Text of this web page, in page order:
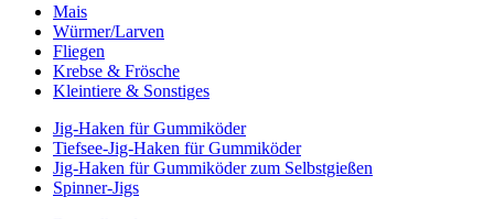
Mais
Würmer/Larven
Fliegen
Krebse & Frösche
Kleintiere & Sonstiges
Jig-Haken für Gummiköder
Tiefsee-Jig-Haken für Gummiköder
Jig-Haken für Gummiköder zum Selbstgießen
Spinner-Jigs